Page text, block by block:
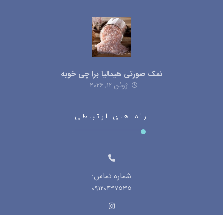
نمک صورتی هیمالیا برا چی خوبه
ژوئن ۱۲, ۲۰۲۶
راه های ارتباطی
شماره تماس:
09120437535